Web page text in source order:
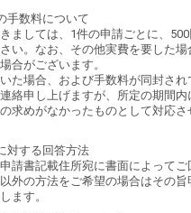
手数料について
ましては、1件の申請ごとに、
い。なお、その他実費を要した場
合がございます。
た場合、および手数料が同封され
絡申し上げますが、所定の期間内
求めがなかったものとして対応さ
対する回答方法
請書記載住所宛に書面によってご
外の方法をご希望の場合はその旨
ます。